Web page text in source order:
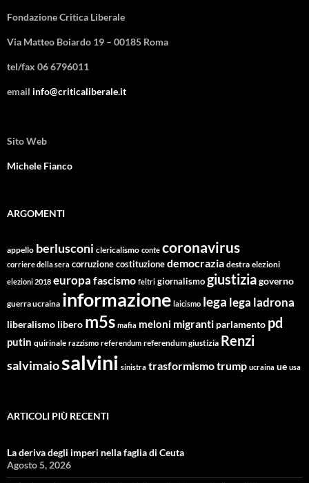
Fondazione Critica Liberale
Via Matteo Boiardo 19 – 00185 Roma
tel/fax 06 6796011
email info@criticaliberale.it
Sito Web
Michele Fianco
ARGOMENTI
appello berlusconi clericalismo conte coronavirus
corriere della sera corruzionecostituzionedemocrazia destra elezioni
elezioni 2018 europa fascismo feltri giornalismogiustiziagoverno
guerra ucraina informazione laicismo lega lega ladrona
liberalismo libero m5s mafia meloni migranti parlamento pd
putin quirinale razzismo referendum referendum giustizia Renzi
salvimaiosalvini sinistra trasformismotrump ucraina ue usa
ARTICOLI PIÙ RECENTI
La deriva degli imperi nella faglia di Ceuta
Agosto 5, 2026